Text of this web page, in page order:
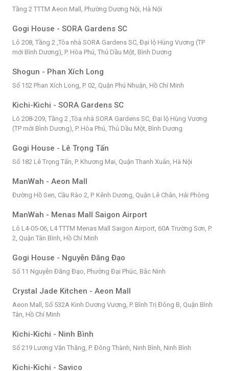
Tầng 2 TTTM Aeon Mall, Phường Dương Nội, Hà Nội
Gogi House - SORA Gardens SC
Lô 208, Tầng 2 ,Tòa nhà SORA Gardens SC, Đại lộ Hùng Vương (TP
mới Bình Dương), P. Hòa Phú, Thủ Dầu Một, Bình Dương
Shogun - Phan Xích Long
Số 152 Phan Xích Long, P. 02, Quận Phú Nhuận, Hồ Chí Minh
Kichi-Kichi - SORA Gardens SC
Lô 208-209, Tầng 2 ,Tòa nhà SORA Gardens SC, Đại lộ Hùng Vương
(TP mới Bình Dương), P. Hòa Phú, Thủ Dầu Một, Bình Dương
Gogi House - Lê Trọng Tấn
Số 182 Lê Trọng Tấn, P. Khương Mai, Quận Thanh Xuân, Hà Nội
ManWah - Aeon Mall
Đường Hồ Sen, Cầu Rào 2, P. Kênh Dương, Quận Lê Chân, Hải Phòng
ManWah - Menas Mall Saigon Airport
Lô L4-05-06, L4 TTTM Menas Mall Saigon Airport, 60A Trường Sơn, P.
2, Quận Tân Bình, Hồ Chí Minh
Gogi House - Nguyễn Đăng Đạo
Số 11 Nguyễn Đăng Đạo, Phường Đại Phúc, Bắc Ninh
Crystal Jade Kitchen - Aeon Mall
Aeon Mall, Số 532A Kinh Dương Vương, P. Bình Trị Đông B, Quận Bình
Tân, Hồ Chí Minh
Kichi-Kichi - Ninh Bình
Số 219 Lương Văn Thăng, P. Đông Thành, Ninh Bình, Ninh Bình
Kichi-Kichi - Savico